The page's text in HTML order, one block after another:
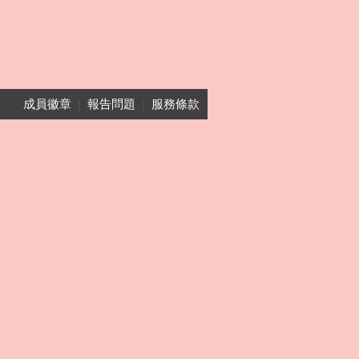
成員徽章| 報告問題 服務條款